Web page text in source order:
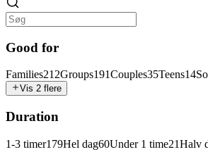
Good for
Families212Groups191Couples35Teens14
Vis 2 flere
Duration
1-3 timer179Hel dag60Under 1 time21Halv